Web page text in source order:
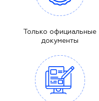
Только официальные
документы